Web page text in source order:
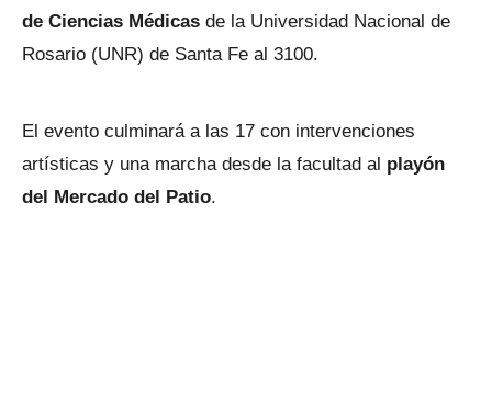
de Ciencias Médicas de la Universidad Nacional de
Rosario (UNR) de Santa Fe al 3100.
El evento culminará a las 17 con intervenciones
artísticas y una marcha desde la facultad al playón
del Mercado del Patio.